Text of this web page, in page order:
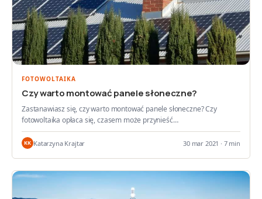
FOTOWOLTAIKA
Czy warto montować panele słoneczne?
Zastanawiasz się, czy warto montować panele słoneczne? Czy
fotowoltaika opłaca się, czasem może przynieść…
KK Katarzyna Krajtar 30 mar 2021 · 7 min